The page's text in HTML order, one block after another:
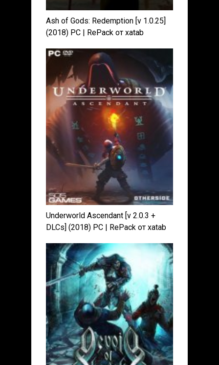
Ash of Gods: Redemption [v 1.0.25]
(2018) PC | RePack от xatab
Underworld Ascendant [v 2.0.3 +
DLCs] (2018) PC | RePack от xatab